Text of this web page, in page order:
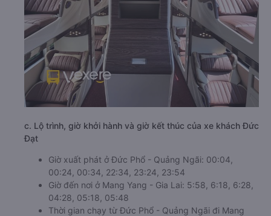
c. Lộ trình, giờ khởi hành và giờ kết thúc của xe khách Đức
Đạt
Giờ xuất phát ở Đức Phổ - Quảng Ngãi: 00:04,
00:24, 00:34, 22:34, 23:24, 23:54
Giờ đến nơi ở Mang Yang - Gia Lai: 5:58, 6:18, 6:28,
04:28, 05:18, 05:48
Thời gian chạy từ Đức Phổ - Quảng Ngãi đi Mang